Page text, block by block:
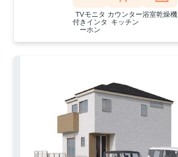
TVモニタ
付きインタ
ーホン
カウンター
キッチン
浴室乾燥機